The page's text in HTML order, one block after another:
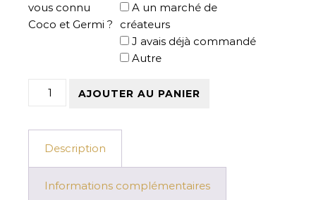
vous connu
Coco et Germi ?
A un marché de
créateurs
J avais déjà commandé
Autre
quantité de Tee-shirt Coton Bio Brodé - Dégourdi de
AJOUTER AU PANIER
Description
Informations complémentaires